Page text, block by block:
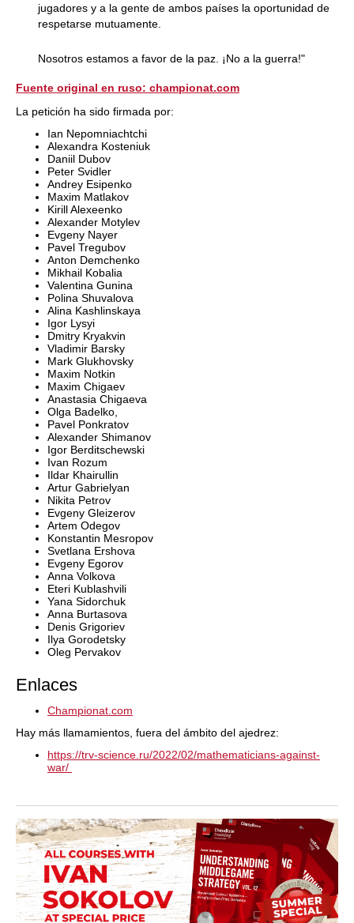
jugadores y a la gente de ambos países la oportunidad de
respetarse mutuamente.
Nosotros estamos a favor de la paz. ¡No a la guerra!"
Fuente original en ruso: championat.com
La petición ha sido firmada por:
Ian Nepomniachtchi
Alexandra Kosteniuk
Daniil Dubov
Peter Svidler
Andrey Esipenko
Maxim Matlakov
Kirill Alexeenko
Alexander Motylev
Evgeny Nayer
Pavel Tregubov
Anton Demchenko
Mikhail Kobalia
Valentina Gunina
Polina Shuvalova
Alina Kashlinskaya
Igor Lysyi
Dmitry Kryakvin
Vladimir Barsky
Mark Glukhovsky
Maxim Notkin
Maxim Chigaev
Anastasia Chigaeva
Olga Badelko,
Pavel Ponkratov
Alexander Shimanov
Igor Berditschewski
Ivan Rozum
Ildar Khairullin
Artur Gabrielyan
Nikita Petrov
Evgeny Gleizerov
Artem Odegov
Konstantin Mesropov
Svetlana Ershova
Evgeny Egorov
Anna Volkova
Eteri Kublashvili
Yana Sidorchuk
Anna Burtasova
Denis Grigoriev
Ilya Gorodetsky
Oleg Pervakov
Enlaces
Championat.com
Hay más llamamientos, fuera del ámbito del ajedrez:
https://trv-science.ru/2022/02/mathematicians-against-
war/